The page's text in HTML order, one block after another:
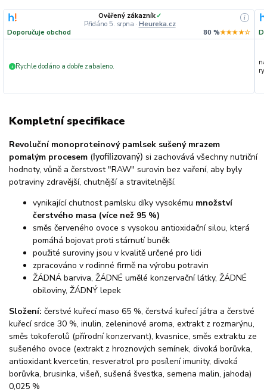
Ověřený zákazník✓
Přidáno 5. srpna · Heureka.cz
i
Doporučuje obchod 80 %★★★★☆
+ Rychle dodáno a dobře zabaleno.
Kompletní specifikace
Revoluční monoproteinový pamlsek sušený mrazem
pomalým procesem ( lyofilizovaný) si zachovává všechny nutriční
hodnoty, vůně a čerstvost "RAW" surovin bez vaření, aby byly
potraviny zdravější, chutnější a stravitelnější.
vynikající chutnost pamlsku díky vysokému množství
čerstvého masa (více než 95 %)
směs červeného ovoce s vysokou antioxidační silou, která
pomáhá bojovat proti stárnutí buněk
použité suroviny jsou v kvalitě určené pro lidi
zpracováno v rodinné firmě na výrobu potravin
ŽÁDNÁ barviva, ŽÁDNÉ umělé konzervační látky, ŽÁDNÉ
obiloviny, ŽÁDNÝ lepek
Složení: čerstvé kuřecí maso 65 %, čerstvá kuřecí játra a čerstvé
kuřecí srdce 30 %, inulin, zeleninové aroma, extrakt z rozmarýnu,
směs tokoferolů (přírodní konzervant), kvasnice, směs extraktu ze
sušeného ovoce (extrakt z hroznových semínek, divoká borůvka,
antioxidant kvercetin, resveratrol pro posílení imunity, divoká
borůvka, brusinka, višeň, sušená švestka, semena malin, jahoda)
0,025 %